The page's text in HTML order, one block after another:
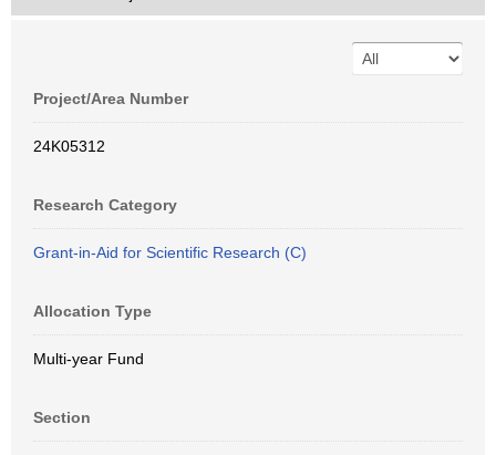
Project/Area Number
24K05312
Research Category
Grant-in-Aid for Scientific Research (C)
Allocation Type
Multi-year Fund
Section